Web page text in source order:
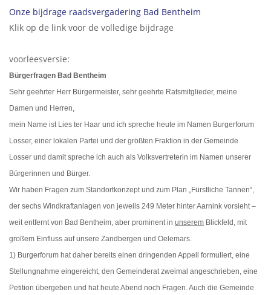
Onze bijdrage raadsvergadering Bad Bentheim
Klik op de link voor de volledige bijdrage
voorleesversie:
Bürgerfragen Bad Bentheim
Sehr geehrter Herr Bürgermeister, sehr geehrte Ratsmitglieder, meine
Damen und Herren,
mein Name ist Lies ter Haar und ich spreche heute im Namen Burgerforum
Losser, einer lokalen Partei und der größten Fraktion in der Gemeinde
Losser und damit spreche ich auch als Volksvertreterin im Namen unserer
Bürgerinnen und Bürger.
Wir haben Fragen zum Standortkonzept und zum Plan „Fürstliche Tannen“,
der sechs Windkraftanlagen von jeweils 249 Meter hinter Aarnink vorsieht –
weit entfernt von Bad Bentheim, aber prominent in unserem Blickfeld, mit
großem Einfluss auf unsere Zandbergen und Oelemars.
1) Burgerforum hat daher bereits einen dringenden Appell formuliert, eine
Stellungnahme eingereicht, den Gemeinderat zweimal angeschrieben, eine
Petition übergeben und hat heute Abend noch Fragen. Auch die Gemeinde